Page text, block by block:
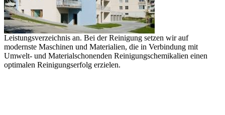
Leistungsverzeichnis an. Bei der Reinigung setzen wir auf
modernste Maschinen und Materialien, die in Verbindung mit
Umwelt- und Materialschonenden Reinigungschemikalien einen
optimalen Reinigungserfolg erzielen.